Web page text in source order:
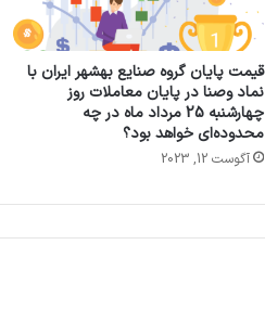
قیمت پایان گروه‌ صنايع‌ بهشهر ايران‌ با
نماد وصنا در پایان معاملات روز
چهارشنبه 25 مرداد ماه در چه
محدوده‌ای خواهد بود؟
آگوست 12, 2023